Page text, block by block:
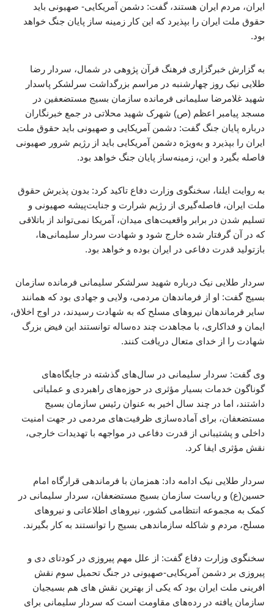
ایران، مردم ایران هستند، گفت: دشمن آمریکایی- صهیونی باید
حقوق ملت ایران را بپذیرد که این کار زمینه ساز پایان جنگ خواهد
بود.
به گزارش خبرگزاری فرهنگ قرآن پژوهی در شمال، سردار رضا
طلایی نیک روز چهارشنبه در مراسم بزرگداشت سرلشکر پاسدار
شهید غلامرضا سلیمانی فرمانده سازمان بسیج مستضعفین در
مسجد پیامبر اعظم (ص) شهرک شهید محلاتی در جمع خبرنگاران
درباره پایان جنگ گفت: دشمن آمریکایی و صهیونی باید حقوق ملت
ایران را بپذیرد و به‌ویژه دشمن آمریکایی باید از رژیم شرور صهیونی
فاصله بگیرد و این، زمینه‌ساز پایان جنگ خواهد بود.
به روایت ایلنا، سخنگوی وزارت دفاع تاکید کرد: بدون پذیرش حقوق
ملت ایران، فاصله‌گیری از رژیم شرارت و جنایت‌پیشه صهیونی و
تسلیم شدن در برابر واقعیت‌های میدان، آمریکا نمی‌تواند از باتلاقی
که در آن گرفتار شده خارج شود و شهادت سردار سلیمانی‌ها،
بازتولید قدرت دفاعی در ایران بوده و خواهد بود.
سردار طلایی نیک درباره شهید سرلشکر سلیمانی فرمانده سازمان
بسیج گفت: او از فرماندهان مردمی، ولایی و جهادی بود که همانند
سایر فرماندهان نیروهای مسلح که به شهادت رسیدند، در اوج اخلاق،
ایمان و فداکاری، با مجاهدت چند ده‌ساله توانستند این فیض بزرگ
شهادت را از خدای متعال دریافت کنند.
وی گفت: سردار سلیمانی در سال‌های گذشته در جایگاه‌های
گوناگون خدمات بسیار مؤثری در حوزه‌های راهبردی و عملیاتی
داشتند، اما در چند سال اخیر به عنوان رئیس سازمان بسیج
مستضعفان، برای آماده‌سازی ظرفیت‌های مردمی در جهت امنیت
داخلی و پشتیبانی از قدرت دفاعی در مواجهه با تهدیدات خارجی،
نقش مؤثری ایفا کرد.
سردار طلایی نیک ادامه داد: همزمان با فرماندهی قرارگاه امام
حسین(ع) و ریاست سازمان بسیج مستضعفان، سردار سلیمانی در
کمک به مجموعه انتظامی کشور، نیروهای اطلاعاتی و نیروهای
مسلح، مردم و شاکله سازماندهی بسیج را توانستند به کار بگیرند.
سخنگوی وزارت دفاع گفت: از علل مهم پیروزی در کودتای دی و
پیروزی بر دشمن آمریکایی-صهیونی در جنگ تحمیل سوم نقش
افرینی ملت ایران بود که یکی از بهترین نقش های هم بسیجیان
سازمان یافته در رده‌های مقاومت است که سردار سلیمانی برای